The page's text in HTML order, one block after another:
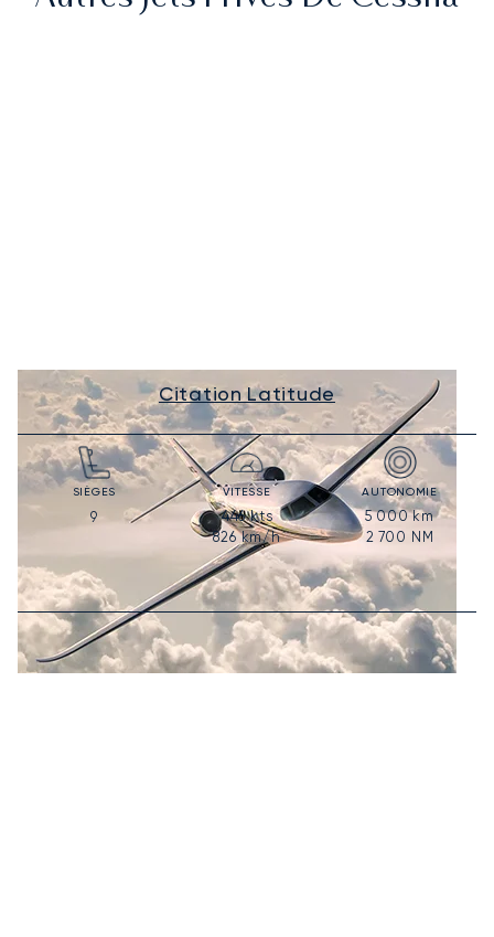
Citation Latitude
SIÈGES
9
VITESSE
446kts
826km/h
AUTONOMIE
5 000km
2 700 NM